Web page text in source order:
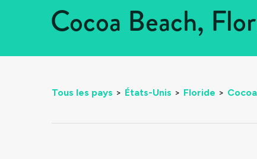
Cocoa Beach,
Tous les pays > États-Unis > Floride >